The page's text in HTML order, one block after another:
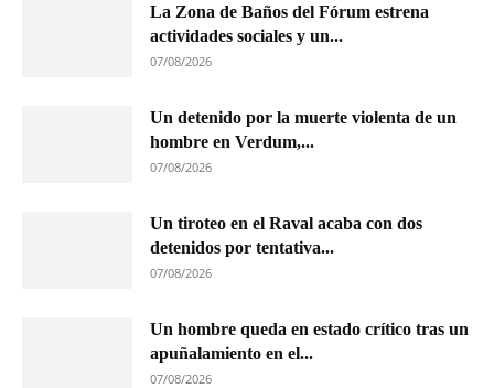
La Zona de Baños del Fórum estrena
actividades sociales y un...
07/08/2026
Un detenido por la muerte violenta de un
hombre en Verdum,...
07/08/2026
Un tiroteo en el Raval acaba con dos
detenidos por tentativa...
07/08/2026
Un hombre queda en estado crítico tras un
apuñalamiento en el...
07/08/2026